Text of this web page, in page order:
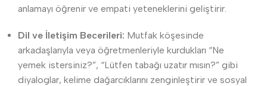
anlamayı öğrenir ve empati yeteneklerini geliştirir.
Dil ve İletişim Becerileri: Mutfak köşesinde
arkadaşlarıyla veya öğretmenleriyle kurdukları “Ne
yemek istersiniz?”, “Lütfen tabağı uzatır mısın?” gibi
diyaloglar, kelime dağarcıklarını zenginleştirir ve sosyal